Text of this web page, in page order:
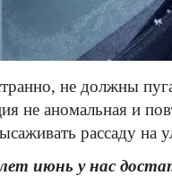
не должны
не аномальная и
рассаду на
июнь у нас